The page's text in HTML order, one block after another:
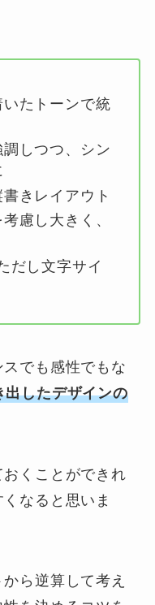
いたトーンで統
しつつ、シン
きレイアウト
慮し大きく、
だし文字サイ
でも感性でもな
出したデザインの
くことができれ
なると思いま
ら逆算して考え